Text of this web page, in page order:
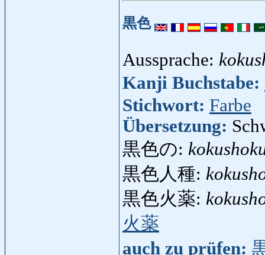
黒色
Aussprache:
Kanji Buchstabe:
Stichwort: Farbe
Übersetzung:
黒色の:
黒色人種:
黒色火薬:
火薬
auch zu prüfen: